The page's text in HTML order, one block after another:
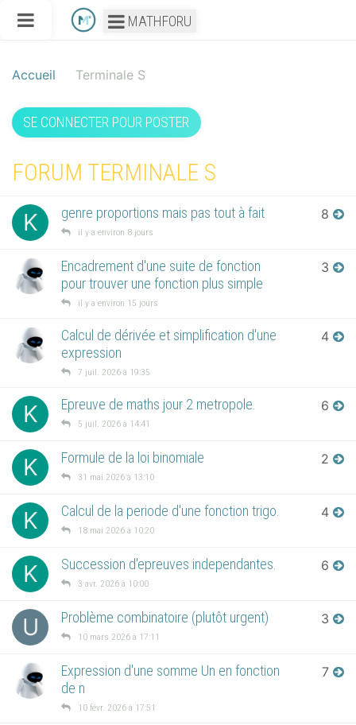
MATHFORU
Accueil Terminale S
SE CONNECTER POUR POSTER
FORUM TERMINALE S
K
genre proportions mais pas tout à fait
il y a environ 8 jours
8
Encadrement d'une suite de fonction
pour trouver une fonction plus simple
il y a environ 15 jours
3
Calcul de dérivée et simplification d'une
expression
7 juil. 2026 à 19:35
4
K Epreuve de maths jour 2 metropole.
5 juil. 2026 à 14:41
6
K Formule de la loi binomiale
31 mai 2026 à 13:10
2
K Calcul de la periode d'une fonction trigo.
18 mai 2026 à 10:20
4
K Succession d'epreuves independantes.
3 avr. 2026 à 10:00
6
U Problème combinatoire (plutôt urgent)
10 mars 2026 à 17:11
3
Expression d'une somme Un en fonction
de n
10 févr. 2026 à 17:51
7